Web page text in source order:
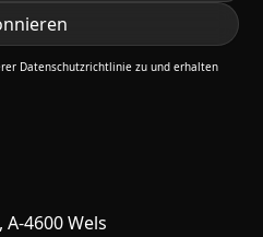
Datenschutzrichtlinie zu und erhalten
4600 Wels